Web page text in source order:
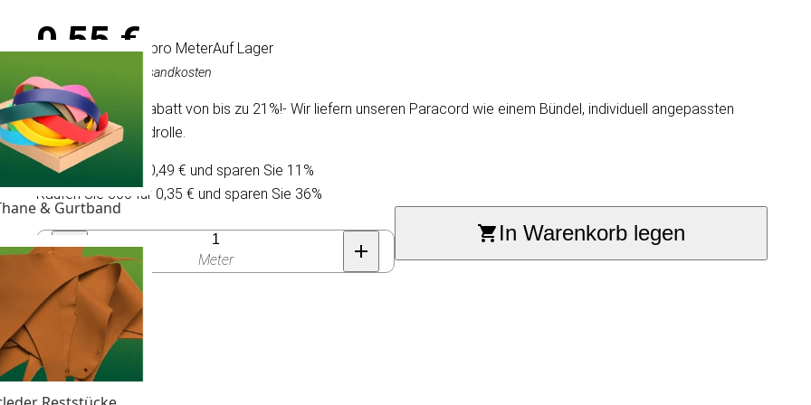
& Gurtband
0,55 €/ pro MeterAuf Lager
Inkl. MwSt., exkl. Versandkosten
Wir bieten einen Rabatt von bis zu 21%!- Wir liefern unseren Paracord wie einem Bündel, individuell angepassten
Rolle und Standardrolle.
Kaufen Sie 30 für 0,49 € und sparen Sie 11%
Kaufen Sie 300 für 0,35 € und sparen Sie 36%
Anzahl
Meter
In Warenkorb legen